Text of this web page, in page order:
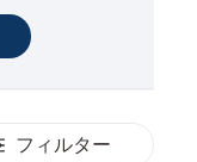
フィルター